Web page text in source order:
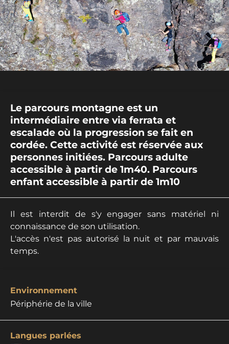
Le parcours montagne est un
intermédiaire entre via ferrata et
escalade où la progression se fait en
cordée. Cette activité est réservée aux
personnes initiées. Parcours adulte
accessible à partir de 1m40. Parcours
enfant accessible à partir de 1m10
Il est interdit de s'y engager sans matériel ni
connaissance de son utilisation.
L'accès n'est pas autorisé la nuit et par mauvais
temps.
Environnement
Périphérie de la ville
Langues parlées